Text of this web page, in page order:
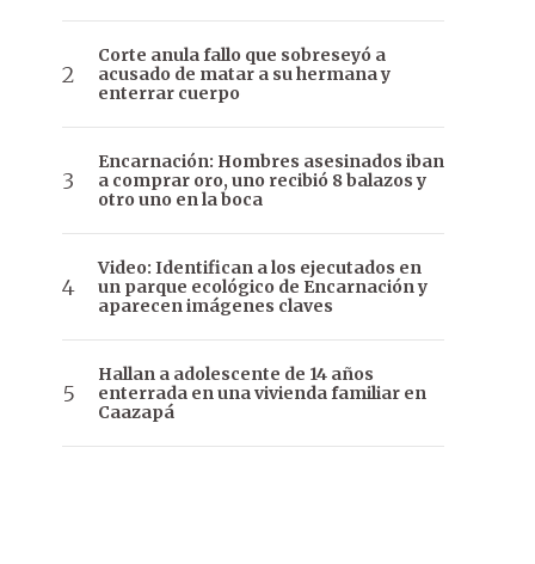
Corte anula fallo que sobreseyó a
acusado de matar a su hermana y
enterrar cuerpo
Encarnación: Hombres asesinados iban
a comprar oro, uno recibió 8 balazos y
otro uno en la boca
Video: Identifican a los ejecutados en
un parque ecológico de Encarnación y
aparecen imágenes claves
Hallan a adolescente de 14 años
enterrada en una vivienda familiar en
Caazapá